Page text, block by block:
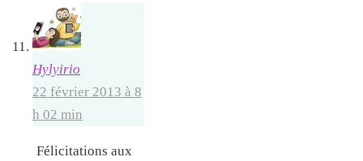
Hylyirio
22 février 2013 à 8
h 02 min
Félicitations aux